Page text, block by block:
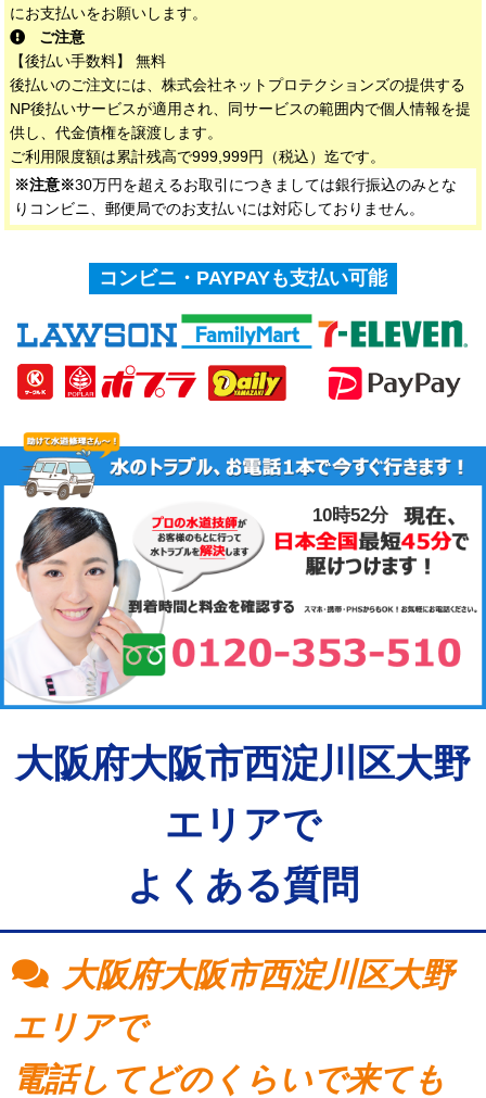
にお支払いをお願いします。
ご注意
【後払い手数料】 無料
後払いのご注文には、株式会社ネットプロテクションズの提供する
NP後払いサービスが適用され、同サービスの範囲内で個人情報を提
供し、代金債権を譲渡します。
ご利用限度額は累計残高で999,999円（税込）迄です。
※注意※30万円を超えるお取引につきましては銀行振込のみとな
りコンビニ、郵便局でのお支払いには対応しておりません。
コンビニ・PAYPAYも支払い可能
10時52分
大阪府大阪市西淀川区大野
エリアで
よくある質問
大阪府大阪市西淀川区大野
エリアで
電話してどのくらいで来ても